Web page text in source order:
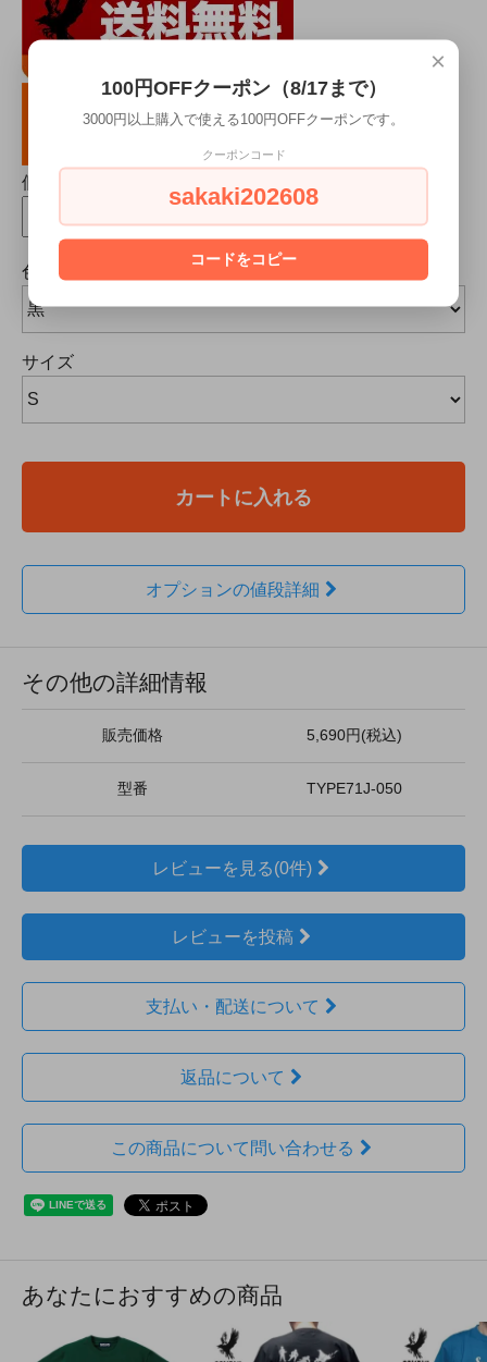
個数
色
サイズ
カートに入れる
オプションの値段詳細
その他の詳細情報
販売価格 5,690円(税込)
型番 TYPE71J-050
レビューを見る(0件)
レビューを投稿
支払い・配送について
返品について
この商品について問い合わせる
あなたにおすすめの商品
×
100円OFFクーポン（8/17まで）
3000円以上購入で使える100円OFFクーポンです。
クーポンコード
sakaki202608
コードをコピー